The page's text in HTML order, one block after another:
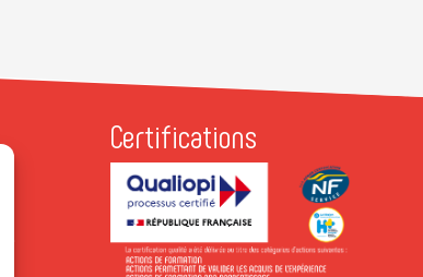
Certifications